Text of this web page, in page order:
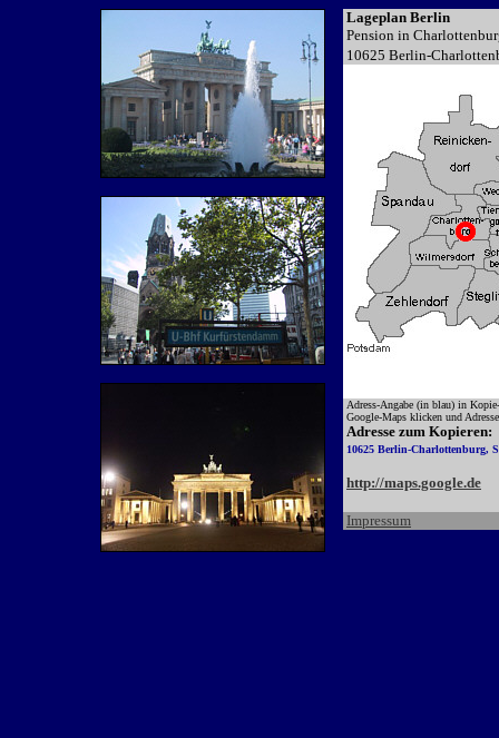
Lageplan Berlin
Pension in
10625 Berlin-
Adress-Angabe (in blau) in
Google-Maps klicken und
Adresse zum Kopieren:
10625 Berlin-Charlottenburg,
http://maps.google.de
Impressum